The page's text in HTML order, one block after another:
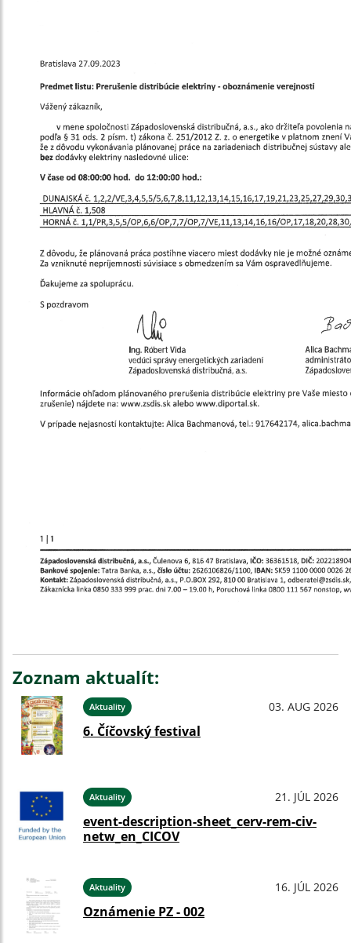
Zoznam aktualít:
Aktuality 03. AUG 2026
6. Číčovský festival
Aktuality 21. JÚL 2026
event-description-sheet_cerv-rem-civ-
netw_en_CICOV
Aktuality 16. JÚL 2026
Oznámenie PZ - 002